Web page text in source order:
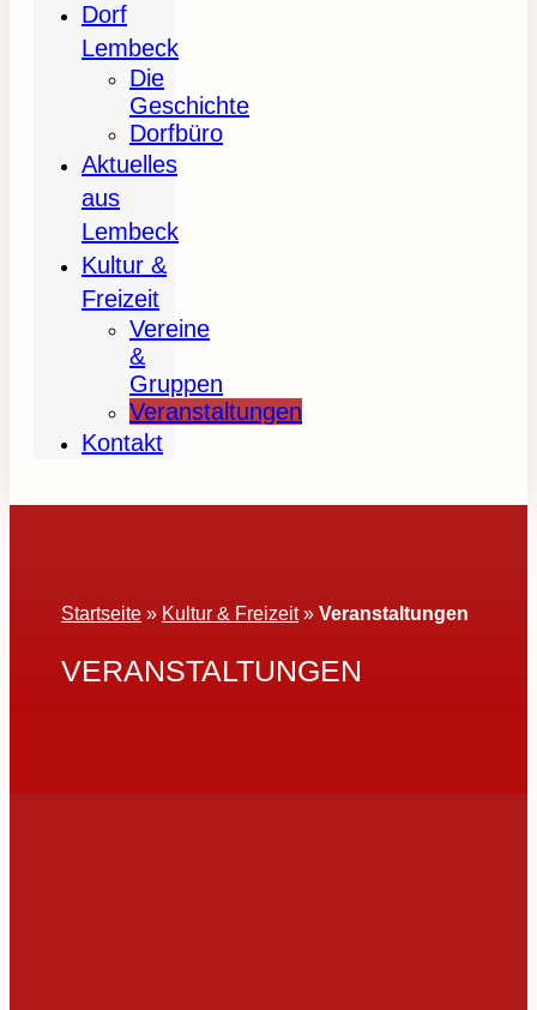
Dorf
Lembeck
Die
Geschichte
Dorfbüro
Aktuelles
aus
Lembeck
Kultur &
Freizeit
Vereine
&
Gruppen
Veranstaltungen
Kontakt
Startseite » Kultur & Freizeit»Veranstaltungen
VERANSTALTUNGEN